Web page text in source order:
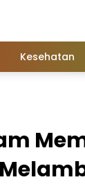
Kesehatan